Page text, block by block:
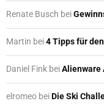
Renate Busch bei
Martin bei4 Tipps für
Daniel Fink beiAlienware
elromeo beiDie Ski